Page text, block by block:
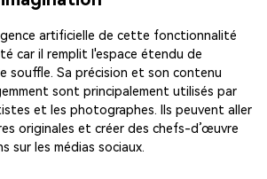
artificielle de cette fonctionnalité
car il remplit l'espace étendu de
souffle. Sa précision et son contenu
sont principalement utilisés par
et les photographes. Ils peuvent aller
originales et créer des chefs-d’œuvre
sur les médias sociaux.